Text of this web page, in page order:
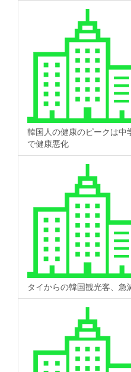
韓国人の健康のピークは中
で健康悪化
タイからの韓国観光客、